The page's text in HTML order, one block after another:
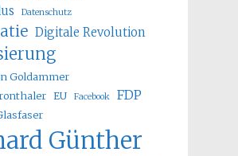
Datenschutz
Digitale Revolution
Goldammer
EU Facebook FDP
Günther